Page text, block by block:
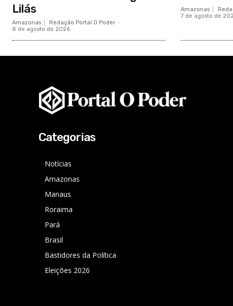
Lilás
Amazonas Redação Portal O Poder -
8 de agosto de 2026
Amazonas
7 de agosto de
Categorias
Notícias
Amazonas
Manaus
Roraima
Pará
Brasil
Bastidores da Política
Eleições 2026